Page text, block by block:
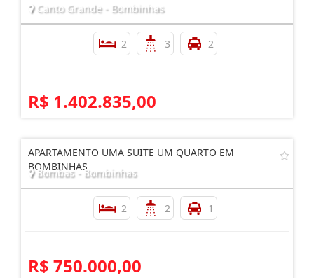
Canto Grande - Bombinhas
2 3 2
R$ 1.402.835,00
APARTAMENTO UMA SUITE UM QUARTO EM
BOMBINHAS
Bombas - Bombinhas
2 2 1
R$ 750.000,00